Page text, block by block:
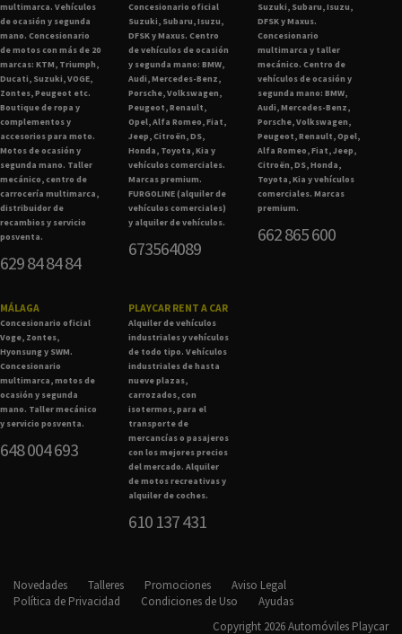
multimarca. Vehículos
de ocasión y segunda
mano. Concesionario
de motos con más de 20
marcas: KTM, Triumph,
Ducati, Suzuki, VOGE,
Zontes, Peugeot etc.
Boutique de ropa y
complementos y
accesorios para moto.
Motos de ocasión y
segunda mano. Taller
mecánico, centro de
carrocería multimarca,
distribuidor de
recambios y servicio
posventa.
629 84 84 84
Concesionario oficial
Suzuki, Subaru, Isuzu,
DFSK y Maxus. Centro
de vehículos de ocasión
y segunda mano: BMW,
Audi, Mercedes-Benz,
Porsche, Volkswagen,
Peugeot, Renault,
Opel, Alfa Romeo, Fiat,
Jeep, Citroën, DS,
Honda, Toyota, Kia y
vehículos comerciales.
Marcas premium.
FURGOLINE (alquiler de
vehículos comerciales)
y alquiler de vehículos.
673564089
Suzuki, Subaru, Isuzu,
DFSK y Maxus.
Concesionario
multimarca y taller
mecánico. Centro de
vehículos de ocasión y
segunda mano: BMW,
Audi, Mercedes-Benz,
Porsche, Volkswagen,
Peugeot, Renault, Opel,
Alfa Romeo, Fiat, Jeep,
Citroën, DS, Honda,
Toyota, Kia y vehículos
comerciales. Marcas
premium.
662 865 600
MÁLAGA
Concesionario oficial
Voge, Zontes,
Hyonsung y SWM.
Concesionario
multimarca, motos de
ocasión y segunda
mano. Taller mecánico
y servicio posventa.
648 004 693
PLAYCAR RENT A CAR
Alquiler de vehículos
industriales y vehículos
de todo tipo. Vehículos
industriales de hasta
nueve plazas,
carrozados, con
isotermos, para el
transporte de
mercancías o pasajeros
con los mejores precios
del mercado. Alquiler
de motos recreativas y
alquiler de coches.
610 137 431
Novedades Talleres Promociones
Aviso Legal
Política de Privacidad
Condiciones de Uso
Ayudas
Copyright 2026 Automóviles Playcar